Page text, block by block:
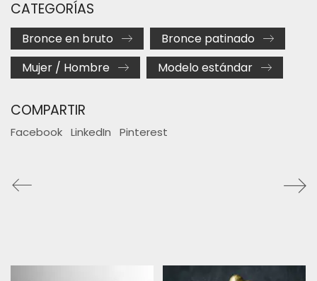
CATEGORÍAS
Bronce en bruto
Bronce patinado
Mujer / Hombre
Modelo estándar
COMPARTIR
Facebook LinkedIn Pinterest